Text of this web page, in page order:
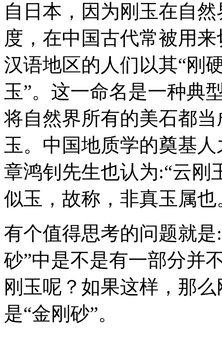
自日本，因为刚玉在自
度，在中国古代常被用
汉语地区的人们以其“刚
玉”。这一命名是一种典
将自然界所有的美石都
玉。中国地质学的奠基
章鸿钊先生也认为:“云刚
似玉，故称，非真玉属也
有个值得思考的问题就
砂”中是不是有一部分并
刚玉呢？如果这样，那
是“金刚砂”。